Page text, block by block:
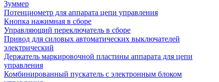
Зуммер
Потенциометр для аппарата цепи управления
Кнопка нажимная в сборе
Управляющий переключатель в сборе
Привод для силовых автоматических выключателей
электрический
Держатель маркировочной пластины аппарата для цепи
управления
Комбинированный пускатель с электронным блоком